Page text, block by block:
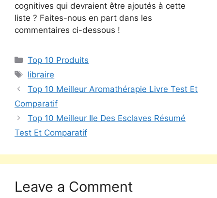
cognitives qui devraient être ajoutés à cette
liste ? Faites-nous en part dans les
commentaires ci-dessous !
Top 10 Produits
libraire
Top 10 Meilleur Aromathérapie Livre Test Et
Comparatif
Top 10 Meilleur Ile Des Esclaves Résumé
Test Et Comparatif
Leave a Comment